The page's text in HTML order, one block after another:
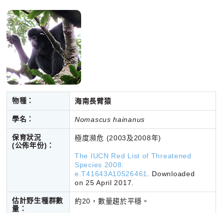
物種： 海南長臂猿
學名： Nomascus hainanus
保育狀況
(公佈年份) ：
極度瀕危 (2003及2008年)
The IUCN Red List of Threatened
Species 2008:
e.T41643A10526461
. Downloaded
on 25 April 2017.
估計野生種群數
量：
約20，數量趨於平穩。